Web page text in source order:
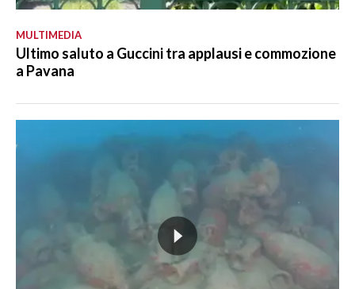
MULTIMEDIA
Ultimo saluto a Guccini tra applausi e commozione
a Pavana